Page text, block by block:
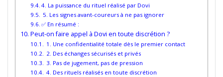
4. La puissance du rituel réalisé par Dovi
5. Les signes avant-coureurs à ne pas ignorer
✅ En résumé :
Peut-on faire appel à Dovi en toute discrétion ?
1. Une confidentialité totale dès le premier contact
2. Des échanges sécurisés et privés
3. Pas de jugement, pas de pression
4. Des rituels réalisés en toute discrétion